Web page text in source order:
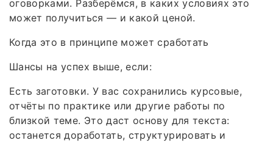
оговорками. Разберёмся, в каких условиях это
может получиться — и какой ценой.
Когда это в принципе может сработать
Шансы на успех выше, если:
Есть заготовки. У вас сохранились курсовые,
отчёты по практике или другие работы по
близкой теме. Это даст основу для текста:
останется доработать, структурировать и